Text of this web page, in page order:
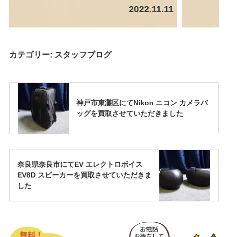
2022.11.11
カテゴリー: スタッフブログ
神戸市東灘区にてNikon ニコン カメラバ
ッグを買取させていただきました
奈良県奈良市にてEV エレクトロボイス
EV8D スピーカーを買取させていただきま
した